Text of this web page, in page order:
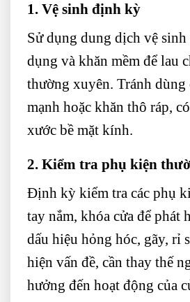
1. Vệ sinh định kỳ
Sử dụng dung dịch vệ
dụng và khăn mềm để lau
thường xuyên. Tránh dùng
mạnh hoặc khăn thô ráp,
xước bề mặt kính.
2. Kiểm tra phụ kiện
Định kỳ kiểm tra các phụ
tay nắm, khóa cửa để phát
dấu hiệu hỏng hóc, gãy, rỉ
hiện vấn đề, cần thay thế
hưởng đến hoạt động của